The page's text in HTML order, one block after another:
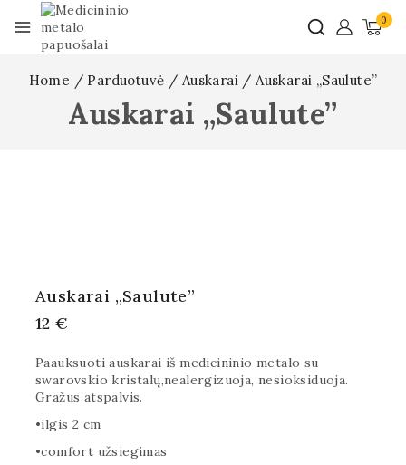
0
Home / Parduotuvė / Auskarai / Auskarai „Saulute”
Auskarai „Saulute”
Auskarai „Saulute”
12€
Paauksuoti auskarai iš medicininio metalo su
swarovskio kristalų,nealergizuoja, nesioksiduoja.
Gražus atspalvis.
•ilgis 2 cm
•comfort užsiegimas